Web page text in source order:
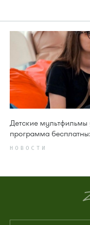
Детские
программа
НОВОСТИ